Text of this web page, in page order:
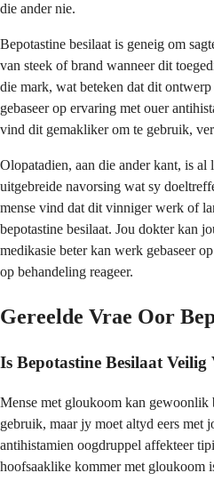
die ander nie.
Bepotastine besilaat is geneig om
van steek of brand wanneer dit
die mark, wat beteken dat dit
gebaseer op ervaring met ouer
vind dit gemakliker om te gebruik,
Olopatadien, aan die ander kant, is al
uitgebreide navorsing wat sy
mense vind dat dit vinniger werk of
bepotastine besilaat. Jou dokter kan
medikasie beter kan werk gebaseer
op behandeling reageer.
Gereelde Vrae Oor
Is Bepotastine Besilaat
Mense met gloukoom kan gewoonlik
gebruik, maar jy moet altyd eers met
antihistamien oogdruppel affekteer
hoofsaaklike kommer met gloukoom